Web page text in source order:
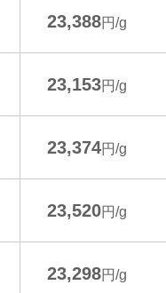
23,388円/g
23,153円/g
23,374円/g
23,520円/g
23,298円/g